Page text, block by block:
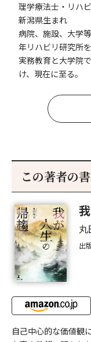
理学療法士・リハ
新潟県生まれ
病院、施設、大学
年リハビリ研究所
実務教育と大学院
け、現在に至る。
この著者の
丸
出
自己中心的な価値観